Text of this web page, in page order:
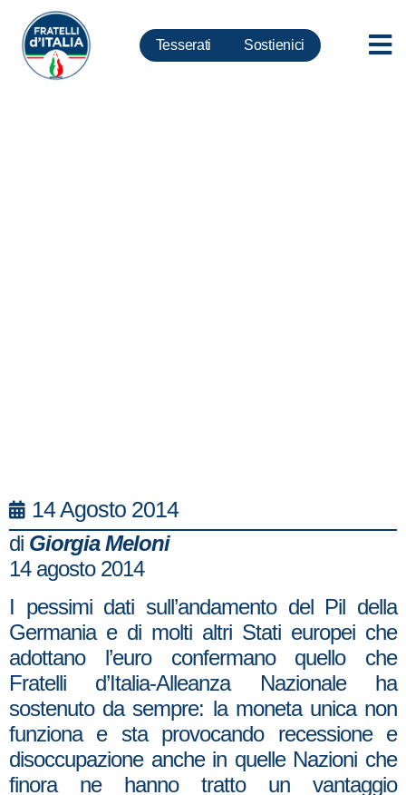
Tesserati Sostienici
14 Agosto 2014
di Giorgia Meloni
14 agosto 2014
I pessimi dati sull’andamento del Pil della
Germania e di molti altri Stati europei che
adottano l’euro confermano quello che
Fratelli d’Italia-Alleanza Nazionale ha
sostenuto da sempre: la moneta unica non
funziona e sta provocando recessione e
disoccupazione anche in quelle Nazioni che
finora ne hanno tratto un vantaggio